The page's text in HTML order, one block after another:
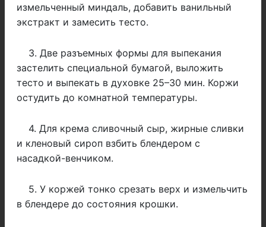
измельченный миндаль, добавить ванильный
экстракт и замесить тесто.
3. Две разъемных формы для выпекания
застелить специальной бумагой, выложить
тесто и выпекать в духовке 25–30 мин. Коржи
остудить до комнатной температуры.
4. Для крема сливочный сыр, жирные сливки
и кленовый сироп взбить блендером с
насадкой-венчиком.
5. У коржей тонко срезать верх и измельчить
в блендере до состояния крошки.